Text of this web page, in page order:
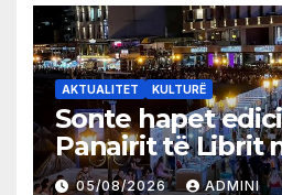
AKTUALITET KULTURË
Sonte hapet
Panairit të Librit
05/08/2026 ADMINI